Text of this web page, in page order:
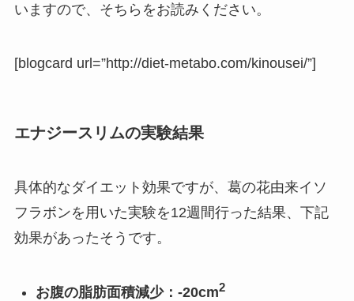
いますので、そちらをお読みください。
[blogcard url=”http://diet-metabo.com/kinousei/”]
エナジースリムの実験結果
具体的なダイエット効果ですが、葛の花由来イソ
フラボンを用いた実験を12週間行った結果、下記
効果があったそうです。
お腹の脂肪面積減少：-20cm2